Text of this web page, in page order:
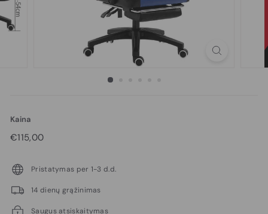
Kaina
Reguliari
€115,00€115,00
Pristatymas per 1-3 d.d.
14 dienų grąžinimas
Saugus atsiskaitymas